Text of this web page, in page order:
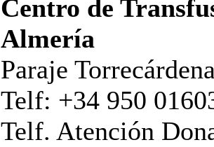
Centro de
Almería
Paraje
Telf: +34 950
Telf. Atención